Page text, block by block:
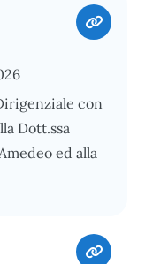
con
Dott.ssa
ed alla